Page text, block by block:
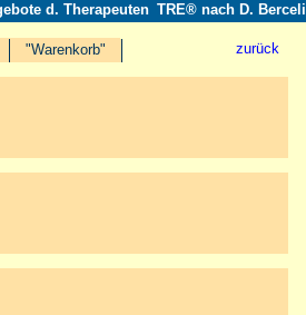
d. Therapeuten TRE® nach D. Berceli
zurück
"Warenkorb"